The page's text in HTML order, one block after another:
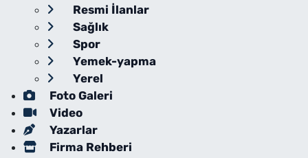
Resmi İlanlar
Sağlık
Spor
Yemek-yapma
Yerel
Foto Galeri
Video
Yazarlar
Firma Rehberi